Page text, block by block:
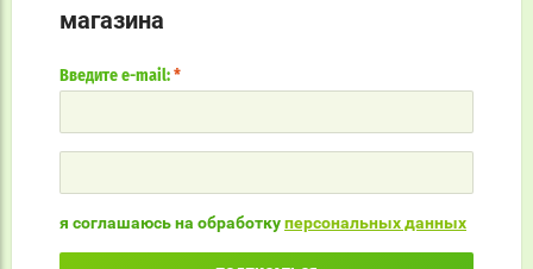
магазина
Введите e-mail: *
я соглашаюсь на обработкуперсональных данных